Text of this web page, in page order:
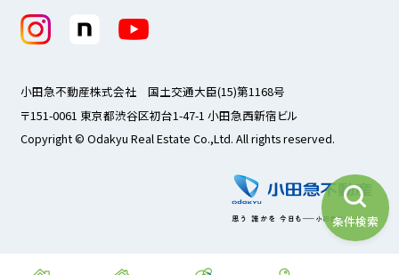
条件検索
小田急不動産株式会社 国土交通大臣(15)第1168号
〒151-0061 東京都渋谷区初台1-47-1 小田急西新宿ビル
Copyright © Odakyu Real Estate Co.,Ltd. All rights reserved.